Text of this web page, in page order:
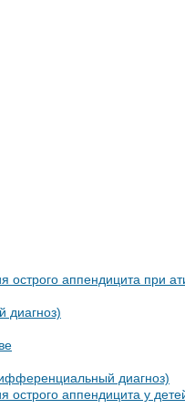
острого аппендицита при
диагноз)
диагноз)
острого аппендицита у